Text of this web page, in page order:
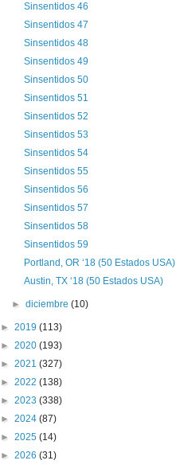
Sinsentidos 46
Sinsentidos 47
Sinsentidos 48
Sinsentidos 49
Sinsentidos 50
Sinsentidos 51
Sinsentidos 52
Sinsentidos 53
Sinsentidos 54
Sinsentidos 55
Sinsentidos 56
Sinsentidos 57
Sinsentidos 58
Sinsentidos 59
Portland, OR ‘18 (50 Estados USA)
Austin, TX ‘18 (50 Estados USA)
►diciembre(10)
► 2019 (113)
► 2020 (193)
► 2021 (327)
► 2022 (138)
► 2023 (338)
► 2024 (87)
► 2025 (14)
► 2026 (31)